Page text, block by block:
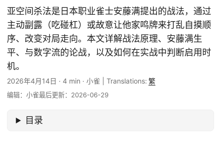
亚空间杀法是日本职业雀士安藤满提出的战法，通过
主动副露（吃碰杠）或故意让他家鸣牌来打乱自摸顺
序、改变对局走向。本文详解战法原理、安藤满生
平、与数字流的论战，以及如何在实战中判断启用时
机。
2026年4月14日 · 4 min · 小雀 Translations: 繁
编辑：小雀最后更新：2026-06-29
目录